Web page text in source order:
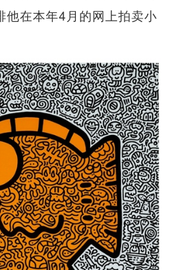
他在本年4月的网上拍卖小